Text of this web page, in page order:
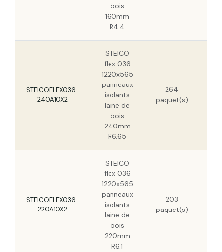
bois
160mm
R4.4
STEICOFLEX036-
240A10X2
STEICO
flex 036
1220x565
panneaux
isolants
laine de
bois
240mm
R6.65
264
paquet(s)
STEICOFLEX036-
220A10X2
STEICO
flex 036
1220x565
panneaux
isolants
laine de
bois
220mm
R6.1
203
paquet(s)